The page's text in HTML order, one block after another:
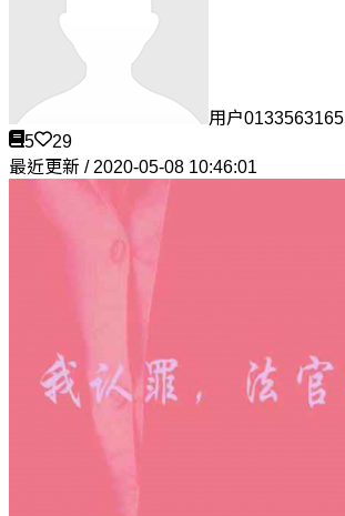
用户0133563165
5
29
最近更新 / 2020-05-08 10:46:01